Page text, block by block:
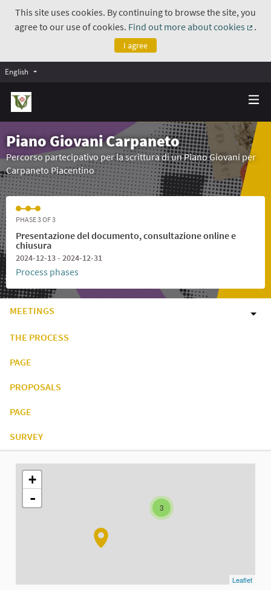
This site uses cookies. By continuing to browse the site, you
agree to our use of cookies. Find out more about cookies
.
I agree
English
Piano Giovani Carpaneto
Percorso partecipativo per la scrittura di un Piano Giovani per
Carpaneto Piacentino
PHASE 3 OF 3
Presentazione del documento, consultazione online e
chiusura
2024-12-13 - 2024-12-31
Process phases
MEETINGS
THE PROCESS
PAGE
PROPOSALS
PAGE
SURVEY
The following element is a map which presents the items on
3
+
-
Leaflet